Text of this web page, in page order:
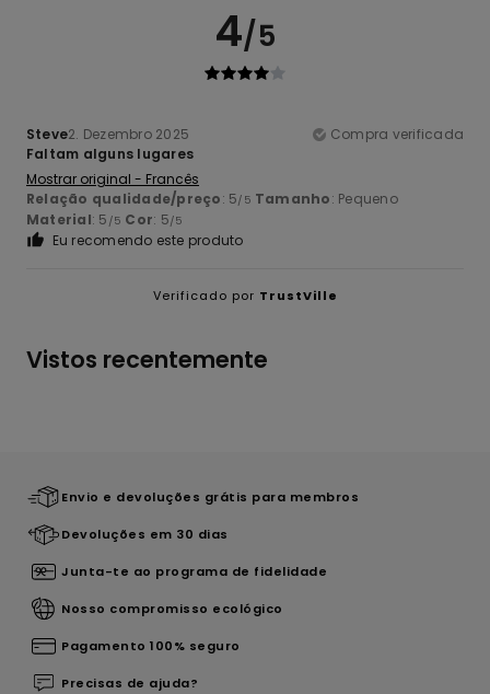
4/5
Steve2. Dezembro 2025
Compra verificada
Faltam alguns lugares
Mostrar original - Francês
Relação qualidade/preço: 5/5 Tamanho: Pequeno
Material: 5 /5 Cor: 5/5
Eu recomendo este produto
Verificado por TrustVille
Vistos recentemente
Envio e devoluções grátis para membros
Devoluções em 30 dias
Junta-te ao programa de fidelidade
Nosso compromisso ecológico
Pagamento 100% seguro
Precisas de ajuda?